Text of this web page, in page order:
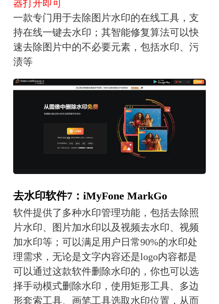
器打开即可
一款专门用于去除图片水印的在线工具，支
持在线一键去水印；其智能修复算法可以快
速去除图片中的不必要元素，包括水印、污
渍等
去水印软件7：iMyFone MarkGo
软件提供了多种水印管理功能，包括去除照
片水印、图片加水印以及视频去水印、视频
加水印等；可以满足用户日常90%的水印处
理需求，无论是文字内容还是logo内容都是
可以通过这款软件删除水印的，你也可以选
择手动模式删除水印，使用矩形工具、多边
形套索工具、画笔工具选取水印位置，从而